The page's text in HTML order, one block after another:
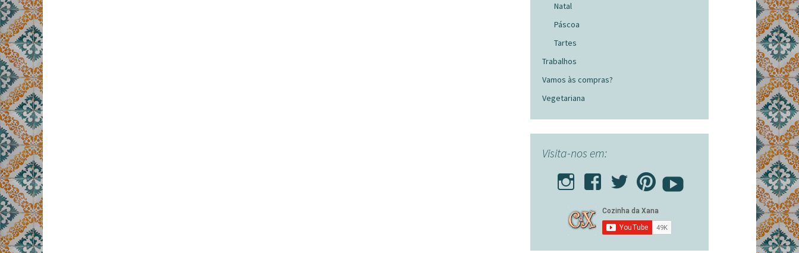
Natal
Páscoa
Tartes
Trabalhos
Vamos às compras?
Vegetariana
Visita-nos em: